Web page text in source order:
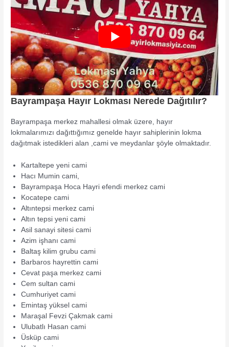
Bayrampaşa Hayır Lokması Nerede Dağıtılır?
Bayrampaşa merkez mahallesi olmak üzere, hayır
lokmalarımızı dağıttığımız genelde hayır sahiplerinin lokma
dağıtmak istedikleri alan ,cami ve meydanlar şöyle olmaktadır.
Kartaltepe yeni cami
Hacı Mumin cami,
Bayrampaşa Hoca Hayri efendi merkez cami
Kocatepe cami
Altıntepsi merkez cami
Altın tepsi yeni cami
Asil sanayi sitesi cami
Azim işhanı cami
Baltaş kilim grubu cami
Barbaros hayrettin cami
Cevat paşa merkez cami
Cem sultan cami
Cumhuriyet cami
Emintaş yüksel cami
Maraşal Fevzi Çakmak cami
Ulubatlı Hasan cami
Üsküp cami